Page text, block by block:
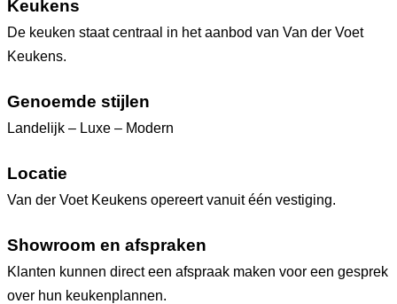
Keukens
De keuken staat centraal in het aanbod van Van der Voet
Keukens.
Genoemde stijlen
Landelijk – Luxe – Modern
Locatie
Van der Voet Keukens opereert vanuit één vestiging.
Showroom en afspraken
Klanten kunnen direct een afspraak maken voor een gesprek
over hun keukenplannen.